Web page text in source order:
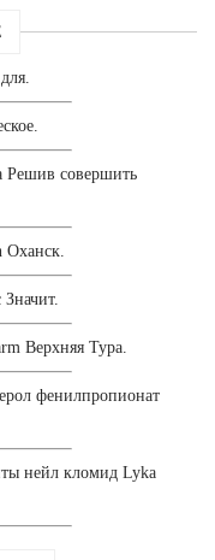
Решив совершить
Верхняя Тура.
фенилпропионат
нейл кломид Lyka